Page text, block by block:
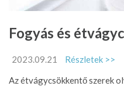
Fogyás és
2023.09.21
Részletek >>
Az étvágycsökkentő szerek